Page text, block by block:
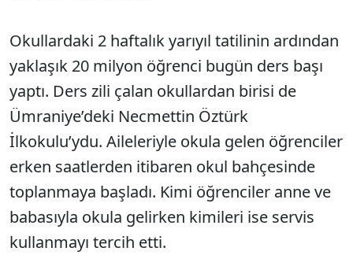
Okullardaki 2 haftalık yarıyıl tatilinin ardından
yaklaşık 20 milyon öğrenci bugün ders başı
yaptı. Ders zili çalan okullardan birisi de
Ümraniye’deki Necmettin Öztürk
İlkokulu’ydu. Aileleriyle okula gelen öğrenciler
erken saatlerden itibaren okul bahçesinde
toplanmaya başladı. Kimi öğrenciler anne ve
babasıyla okula gelirken kimileri ise servis
kullanmayı tercih etti.